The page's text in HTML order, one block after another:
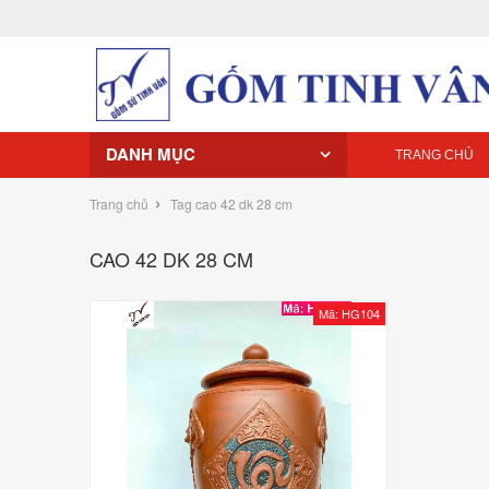
DANH MỤC TRANG CHỦ
Trang chủ › Tag cao 42 dk 28 cm
CAO 42 DK 28 CM
Mã: HG104